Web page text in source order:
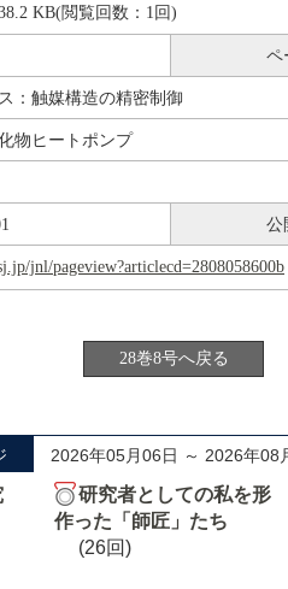
KB(閲覧回数：1回)
ペ
：触媒構造の精密制御
物ヒートポンプ
公
jnl/pageview?articlecd=2808058600b
28巻8号へ戻る
2026年05月06日 ～ 2026年08
研究者としての私を形
作った「師匠」たち
(26回)